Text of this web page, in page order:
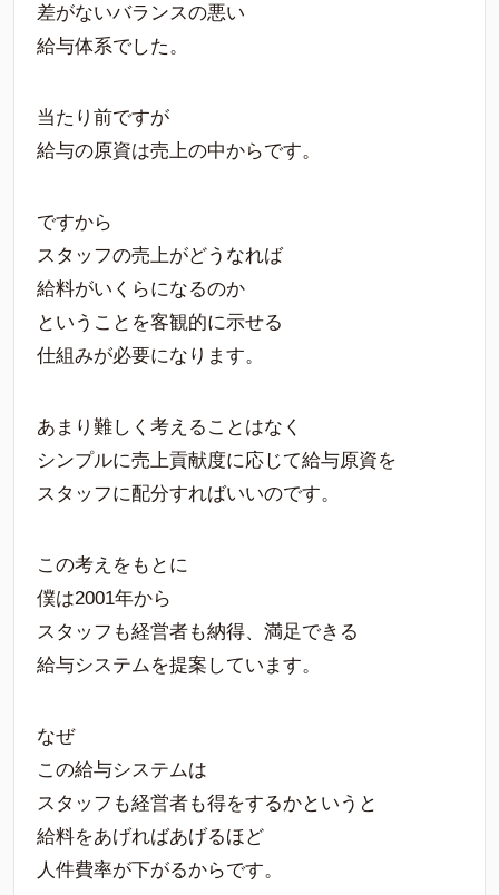
差がないバランスの悪い
給与体系でした。
当たり前ですが
給与の原資は売上の中からです。
ですから
スタッフの売上がどうなれば
給料がいくらになるのか
ということを客観的に示せる
仕組みが必要になります。
あまり難しく考えることはなく
シンプルに売上貢献度に応じて給与原資を
スタッフに配分すればいいのです。
この考えをもとに
僕は2001年から
スタッフも経営者も納得、満足できる
給与システムを提案しています。
なぜ
この給与システムは
スタッフも経営者も得をするかというと
給料をあげればあげるほど
人件費率が下がるからです。